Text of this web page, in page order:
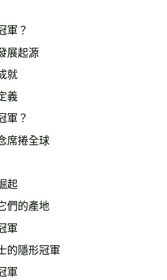
軍？
展起源
就
義
軍？
席捲全球
起
們的產地
軍
的隱形冠軍
軍